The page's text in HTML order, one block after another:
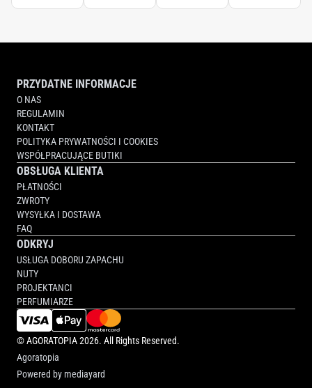
PRZYDATNE INFORMACJE
O NAS
REGULAMIN
KONTAKT
POLITYKA PRYWATNOŚCI I COOKIES
WSPÓŁPRACUJĄCE BUTIKI
OBSŁUGA KLIENTA
PŁATNOŚCI
ZWROTY
WYSYŁKA I DOSTAWA
FAQ
ODKRYJ
USŁUGA DOBORU ZAPACHU
NUTY
PROJEKTANCI
PERFUMIARZE
©AGORATOPIA2026. All Rights Reserved.
Agoratopia
Powered by mediayard